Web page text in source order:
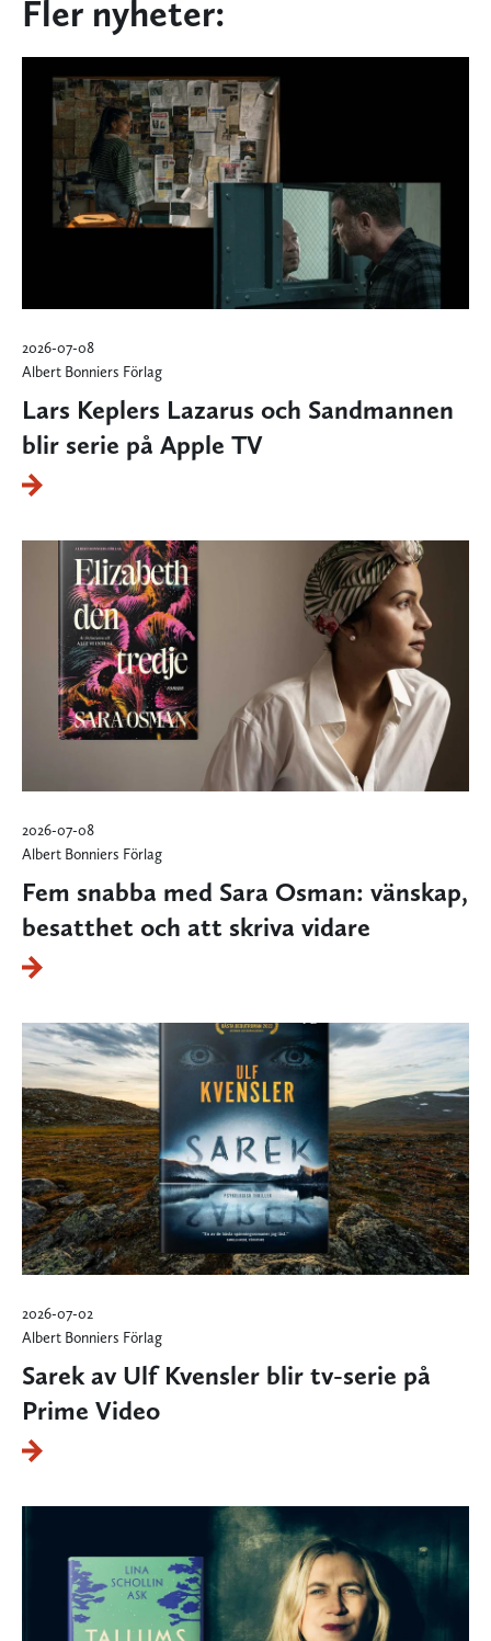
Fler nyheter:
2026-07-08
Albert Bonniers Förlag
Lars Keplers Lazarus och Sandmannen
blir serie på Apple TV
2026-07-08
Albert Bonniers Förlag
Fem snabba med Sara Osman: vänskap,
besatthet och att skriva vidare
2026-07-02
Albert Bonniers Förlag
Sarek av Ulf Kvensler blir tv-serie på
Prime Video